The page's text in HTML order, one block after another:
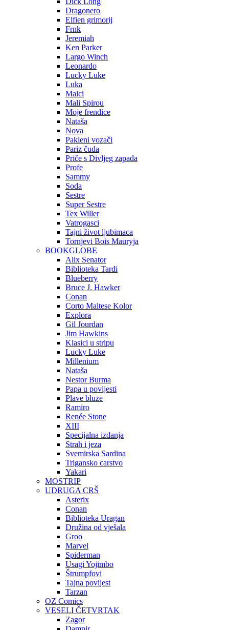
Dragonero
Elfien grimorij
Frnk
Jeremiah
Ken Parker
Largo Winch
Leonardo
Lucky Luke
Luka
Malci
Mali Spirou
Moje frendice
Nataša
Nova
Pakleni vozači
Pariz čuda
Priče s Divljeg zapada
Profe
Sammy
Soda
Sestre
Super Sestre
Tex Willer
Vatrogasci
Tajni život ljubimaca
Tornjevi Bois Mauryja
BOOKGLOBE
Alix Senator
Biblioteka Tardi
Blueberry
Bruce J. Hawker
Conan
Corto Maltese Kolor
Explora
Gil Jourdan
Jim Hawkins
Klasici u stripu
Lucky Luke
Millenium
Nataša
Nestor Burma
Papa u povijesti
Plave bluze
Ramiro
Renée Stone
XIII
Specijalna izdanja
Strah i jeza
Svemirska Sardina
Trigansko carstvo
Yakari
MOSTRIP
UDRUGA CRŠ
Asterix
Conan
Biblioteka Uragan
Družina od vješala
Groo
Marvel
Spiderman
Usagi Yojimbo
Štrumpfovi
Tajna povijest
Tarzan
OZ Comics
VESELI ČETVRTAK
Zagor